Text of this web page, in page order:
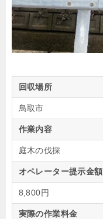
回収場所
鳥取市
作業内容
庭木の伐採
オペレーター提示金額
8,800円
実際の作業料金